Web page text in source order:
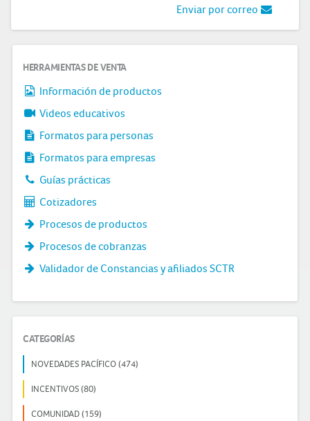
Enviar por correo
HERRAMIENTAS DE VENTA
Información de productos
Videos educativos
Formatos para personas
Formatos para empresas
Guías prácticas
Cotizadores
Procesos de productos
Procesos de cobranzas
Validador de Constancias y afiliados SCTR
CATEGORÍAS
NOVEDADES PACÍFICO (474)
INCENTIVOS (80)
COMUNIDAD (159)